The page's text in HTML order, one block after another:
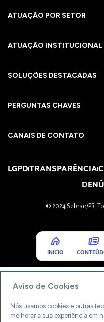
ATUAÇÃO POR SETOR
ATUAÇÃO INSTITUCIONAL
SOLUÇÕES DESTACADAS
PERGUNTAS CHAVES​
CANAIS DE CONTATO
LGPDTRANSPARÊNCIA
© 2024 Sebrae/PR.
INICIO
Aviso de Cookies
Nós usamos cookies e outras
melhorar a sua experiência em